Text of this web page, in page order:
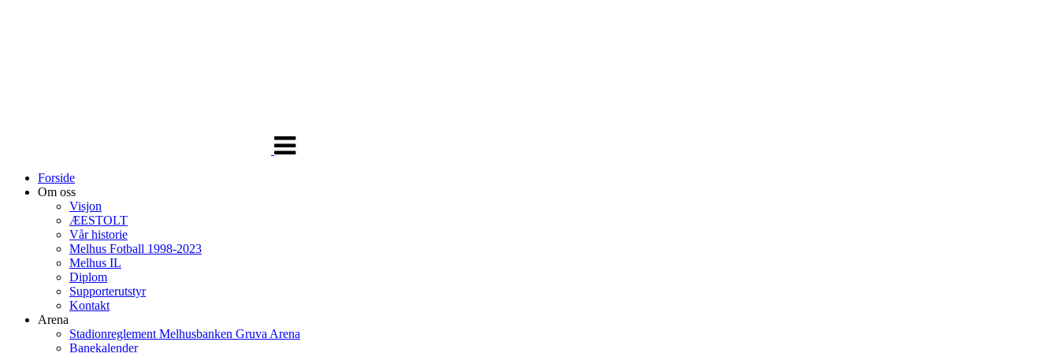
Forside
Om oss
Visjon
ÆESTOLT
Vår historie
Melhus Fotball 1998-2023
Melhus IL
Diplom
Supporterutstyr
Kontakt
Arena
Stadionreglement Melhusbanken Gruva Arena
Banekalender